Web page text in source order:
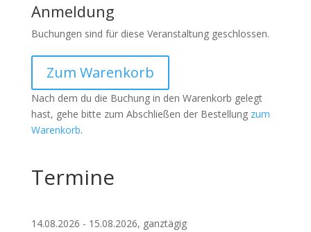
Anmeldung
Buchungen sind für diese Veranstaltung geschlossen.
Zum Warenkorb
Nach dem du die Buchung in den Warenkorb gelegt
hast, gehe bitte zum Abschließen der Bestellung zum
Warenkorb.
Termine
14.08.2026 - 15.08.2026, ganztägig